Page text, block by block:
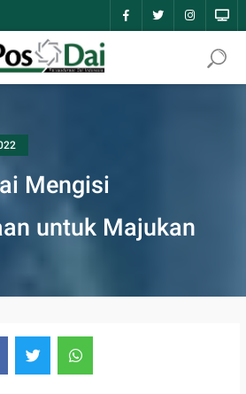
Mengisi
untuk Majukan